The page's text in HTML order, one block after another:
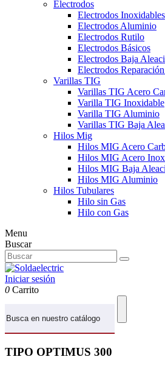
Electrodos
Electrodos Inoxidables
Electrodos Aluminio
Electrodos Rutilo
Electrodos Básicos
Electrodos Baja
Electrodos
Varillas TIG
Varillas TIG Acero
Varilla TIG Inoxidable
Varilla TIG Aluminio
Varillas TIG Baja
Hilos Mig
Hilos MIG Acero
Hilos MIG Acero
Hilos MIG Baja
Hilos MIG Aluminio
Hilos Tubulares
Hilo sin Gas
Hilo con Gas
Menu
Buscar
Iniciar sesión
0 Carrito
TIPO OPTIMUS 300